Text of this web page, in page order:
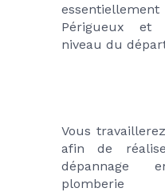
Périgueux et
niveau du
Vous
afin de
dépannage
plomberie